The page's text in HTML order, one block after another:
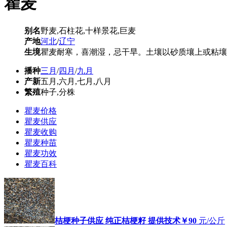
别名野麦,石柱花,十样景花,巨麦
产地河北/辽宁
生境瞿麦耐寒，喜潮湿，忌干旱。土壤以砂质壤上或粘
播种三月 /四月 /九月
产新五月,六月,七月,八月
繁殖种子,分株
瞿麦价格
瞿麦供应
瞿麦收购
瞿麦种苗
瞿麦功效
瞿麦百科
桔梗种子供应 纯正桔梗籽 提供技术￥90 元/公斤